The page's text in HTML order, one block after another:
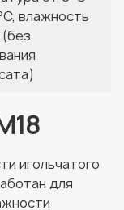
влажность
игольчатого
для